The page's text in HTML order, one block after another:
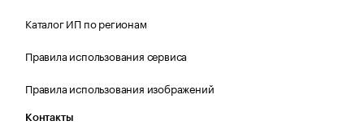
Каталог ИП по регионам
Правила использования сервиса
Правила использования изображений
Контакты